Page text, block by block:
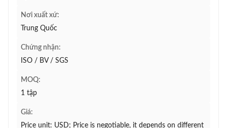
Nơi xuất xứ:
Trung Quốc
Chứng nhận:
ISO / BV / SGS
MOQ:
1 tập
Giá:
Price unit: USD; Price is negotiable, it depends on different